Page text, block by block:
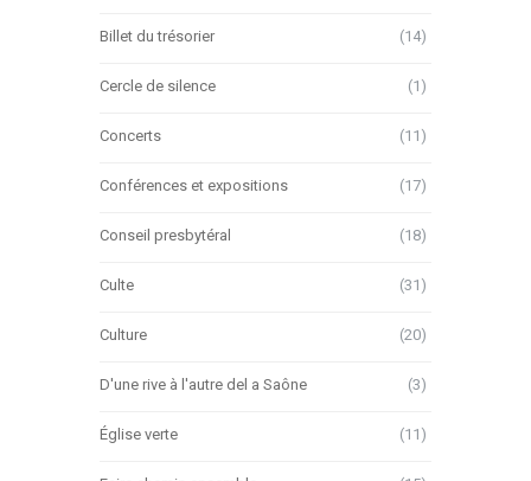
Billet du trésorier (14)
Cercle de silence (1)
Concerts (11)
Conférences et expositions (17)
Conseil presbytéral (18)
Culte (31)
Culture (20)
D'une rive à l'autre del a Saône (3)
Église verte (11)